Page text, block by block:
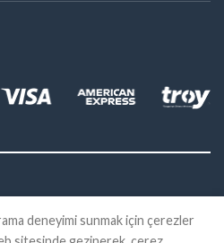
Market
deneyimi sunmak için çerezler